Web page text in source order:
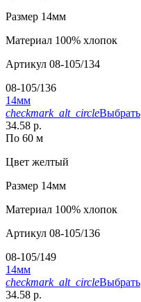
Размер 14мм
Материал 100% хлопок
Артикул 08-105/134
08-105/136
14мм
checkmark_alt_circleВыбрать
34.58 р.
По 60 м
Цвет желтый
Размер 14мм
Материал 100% хлопок
Артикул 08-105/136
08-105/149
14мм
checkmark_alt_circleВыбрать
34.58 р.